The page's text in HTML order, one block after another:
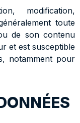
modification,
toute
de son contenu
et est susceptible
notamment pour